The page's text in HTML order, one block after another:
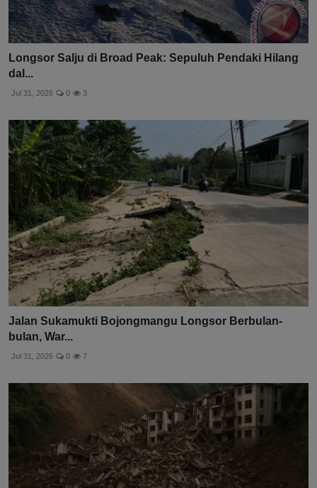
Longsor Salju di Broad Peak: Sepuluh Pendaki Hilang
dal...
Jul 31, 2026 0 3
Jalan Sukamukti Bojongmangu Longsor Berbulan-
bulan, War...
Jul 31, 2026 0 7